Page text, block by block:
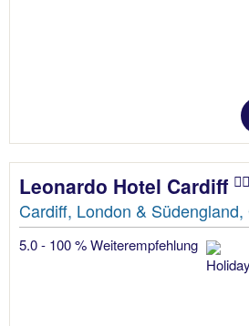
Leonardo Hotel Cardiff
Cardiff, London &
5.0 - 100 % Weiterempfehlung